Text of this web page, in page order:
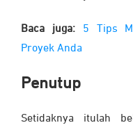
Baca juga: 5 Tips
Proyek Anda
Penutup
Setidaknya itulah